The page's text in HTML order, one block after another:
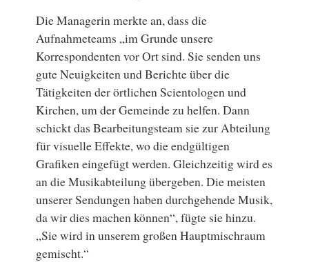
Die Managerin merkte an, dass die
Aufnahmeteams „im Grunde unsere
Korrespondenten vor Ort sind. Sie senden uns
gute Neuigkeiten und Berichte über die
Tätigkeiten der örtlichen Scientologen und
Kirchen, um der Gemeinde zu helfen. Dann
schickt das Bearbeitungsteam sie zur Abteilung
für visuelle Effekte, wo die endgültigen
Grafiken eingefügt werden. Gleichzeitig wird es
an die Musikabteilung übergeben. Die meisten
unserer Sendungen haben durchgehende Musik,
da wir dies machen können“, fügte sie hinzu.
„Sie wird in unserem großen Hauptmischraum
gemischt.“